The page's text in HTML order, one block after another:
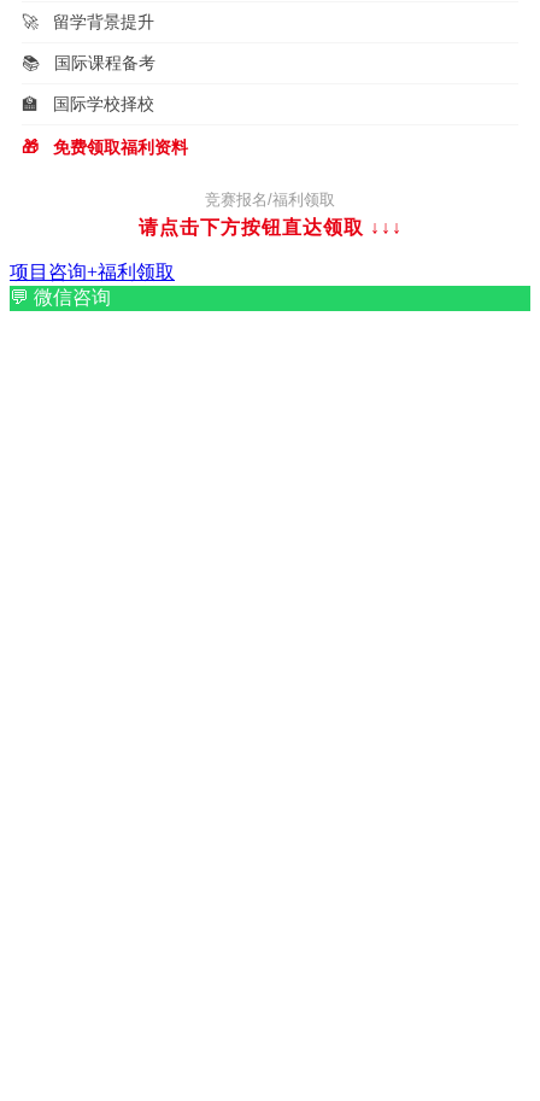
🚀 留学背景提升
📚 国际课程备考
🏫 国际学校择校
🎁 免费领取福利资料
竞赛报名/福利领取
请点击下方按钮直达领取 ↓↓↓
项目咨询+福利领取
💬 微信咨询